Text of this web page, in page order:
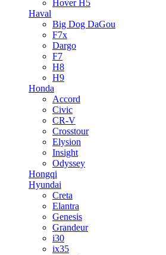
Hover H5
Haval
Big Dog DaGou
F7x
Dargo
F7
H8
H9
Honda
Accord
Civic
CR-V
Crosstour
Elysion
Insight
Odyssey
Hongqi
Hyundai
Creta
Elantra
Genesis
Grandeur
i30
ix35